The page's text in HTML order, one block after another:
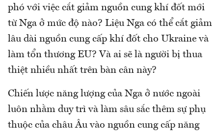
phó với việc cắt giảm nguồn cung khí đốt mới
từ Nga ở mức độ nào? Liệu Nga có thể cắt giảm
lâu dài nguồn cung cấp khí đốt cho Ukraine và
làm tổn thương EU? Và ai sẽ là người bị thua
thiệt nhiều nhất trên bàn cân này?
Chiến lược năng lượng của Nga ở nước ngoài
luôn nhằm duy trì và làm sâu sắc thêm sự phụ
thuộc của châu Âu vào nguồn cung cấp năng